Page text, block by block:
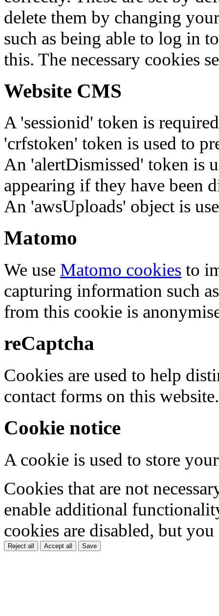
delete them by changing
such as being able to log in
this. The necessary cookies
Website CMS
A 'sessionid' token is
'crfstoken' token is used to
An 'alertDismissed' token is
appearing if they have been
An 'awsUploads' object is
Matomo
We use Matomo cookies to
capturing information such
from this cookie is
reCaptcha
Cookies are used to help
contact forms on this website.
Cookie notice
A cookie is used to store
Cookies that are not
enable additional
cookies are disabled, but
Reject all Accept all Save